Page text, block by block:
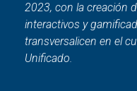
2023, con la creación
interactivos y
transversalicen en el
Unificado.